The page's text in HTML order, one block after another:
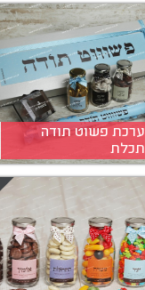
ערכת פשוט תודה
תכלת